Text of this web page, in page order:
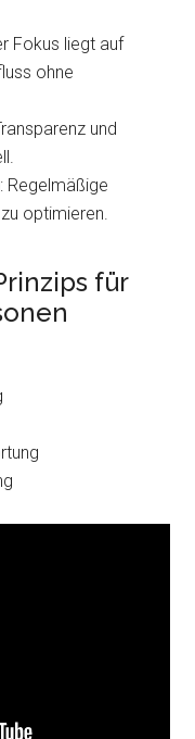
Fokus liegt auf
ohne
und
: Regelmäßige
optimieren.
für